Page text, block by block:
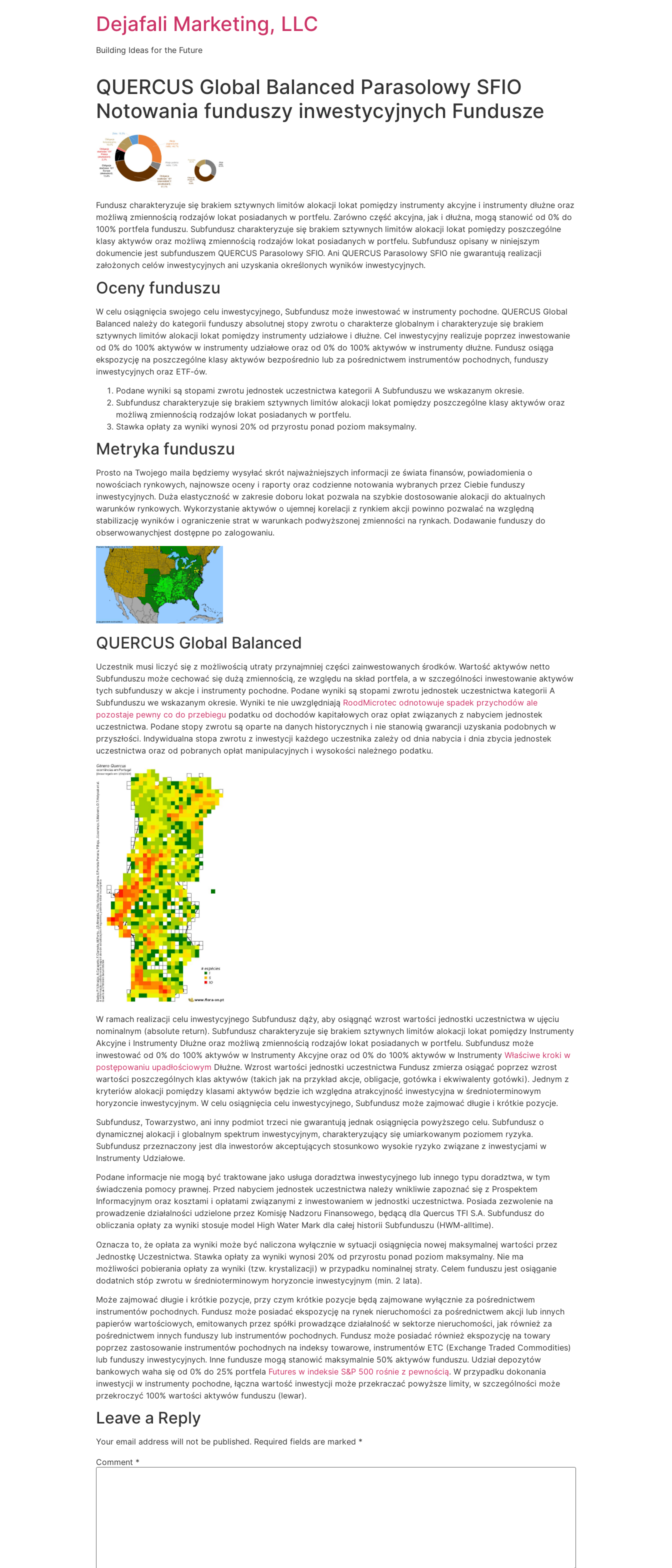
Dejafali Marketing, LLC
Building Ideas for the Future
QUERCUS Global Balanced Parasolowy SFIO
Notowania funduszy inwestycyjnych Fundusze
Fundusz charakteryzuje się brakiem sztywnych limitów alokacji lokat pomiędzy instrumenty akcyjne i instrumenty dłużne oraz
możliwą zmiennością rodzajów lokat posiadanych w portfelu. Zarówno część akcyjna, jak i dłużna, mogą stanowić od 0% do
100% portfela funduszu. Subfundusz charakteryzuje się brakiem sztywnych limitów alokacji lokat pomiędzy poszczególne
klasy aktywów oraz możliwą zmiennością rodzajów lokat posiadanych w portfelu. Subfundusz opisany w niniejszym
dokumencie jest subfunduszem QUERCUS Parasolowy SFIO. Ani QUERCUS Parasolowy SFIO nie gwarantują realizacji
założonych celów inwestycyjnych ani uzyskania określonych wyników inwestycyjnych.
Oceny funduszu
W celu osiągnięcia swojego celu inwestycyjnego, Subfundusz może inwestować w instrumenty pochodne. QUERCUS Global
Balanced należy do kategorii funduszy absolutnej stopy zwrotu o charakterze globalnym i charakteryzuje się brakiem
sztywnych limitów alokacji lokat pomiędzy instrumenty udziałowe i dłużne. Cel inwestycyjny realizuje poprzez inwestowanie
od 0% do 100% aktywów w instrumenty udziałowe oraz od 0% do 100% aktywów w instrumenty dłużne. Fundusz osiąga
ekspozycję na poszczególne klasy aktywów bezpośrednio lub za pośrednictwem instrumentów pochodnych, funduszy
inwestycyjnych oraz ETF-ów.
Podane wyniki są stopami zwrotu jednostek uczestnictwa kategorii A Subfunduszu we wskazanym okresie.
Subfundusz charakteryzuje się brakiem sztywnych limitów alokacji lokat pomiędzy poszczególne klasy aktywów oraz
możliwą zmiennością rodzajów lokat posiadanych w portfelu.
Stawka opłaty za wyniki wynosi 20% od przyrostu ponad poziom maksymalny.
Metryka funduszu
Prosto na Twojego maila będziemy wysyłać skrót najważniejszych informacji ze świata finansów, powiadomienia o
nowościach rynkowych, najnowsze oceny i raporty oraz codzienne notowania wybranych przez Ciebie funduszy
inwestycyjnych. Duża elastyczność w zakresie doboru lokat pozwala na szybkie dostosowanie alokacji do aktualnych
warunków rynkowych. Wykorzystanie aktywów o ujemnej korelacji z rynkiem akcji powinno pozwalać na względną
stabilizację wyników i ograniczenie strat w warunkach podwyższonej zmienności na rynkach. Dodawanie funduszy do
obserwowanychjest dostępne po zalogowaniu.
QUERCUS Global Balanced
Uczestnik musi liczyć się z możliwością utraty przynajmniej części zainwestowanych środków. Wartość aktywów netto
Subfunduszu może cechować się dużą zmiennością, ze względu na skład portfela, a w szczególności inwestowanie aktywów
tych subfunduszy w akcje i instrumenty pochodne. Podane wyniki są stopami zwrotu jednostek uczestnictwa kategorii A
Subfunduszu we wskazanym okresie. Wyniki te nie uwzględniają RoodMicrotec odnotowuje spadek przychodów ale
pozostaje pewny co do przebiegu podatku od dochodów kapitałowych oraz opłat związanych z nabyciem jednostek
uczestnictwa. Podane stopy zwrotu są oparte na danych historycznych i nie stanowią gwarancji uzyskania podobnych w
przyszłości. Indywidualna stopa zwrotu z inwestycji każdego uczestnika zależy od dnia nabycia i dnia zbycia jednostek
uczestnictwa oraz od pobranych opłat manipulacyjnych i wysokości należnego podatku.
W ramach realizacji celu inwestycyjnego Subfundusz dąży, aby osiągnąć wzrost wartości jednostki uczestnictwa w ujęciu
nominalnym (absolute return). Subfundusz charakteryzuje się brakiem sztywnych limitów alokacji lokat pomiędzy Instrumenty
Akcyjne i Instrumenty Dłużne oraz możliwą zmiennością rodzajów lokat posiadanych w portfelu. Subfundusz może
inwestować od 0% do 100% aktywów w Instrumenty Akcyjne oraz od 0% do 100% aktywów w Instrumenty Właściwe kroki w
postępowaniu upadłościowym Dłużne. Wzrost wartości jednostki uczestnictwa Fundusz zmierza osiągać poprzez wzrost
wartości poszczególnych klas aktywów (takich jak na przykład akcje, obligacje, gotówka i ekwiwalenty gotówki). Jednym z
kryteriów alokacji pomiędzy klasami aktywów będzie ich względna atrakcyjność inwestycyjna w średnioterminowym
horyzoncie inwestycyjnym. W celu osiągnięcia celu inwestycyjnego, Subfundusz może zajmować długie i krótkie pozycje.
Subfundusz, Towarzystwo, ani inny podmiot trzeci nie gwarantują jednak osiągnięcia powyższego celu. Subfundusz o
dynamicznej alokacji i globalnym spektrum inwestycyjnym, charakteryzujący się umiarkowanym poziomem ryzyka.
Subfundusz przeznaczony jest dla inwestorów akceptujących stosunkowo wysokie ryzyko związane z inwestycjami w
Instrumenty Udziałowe.
Podane informacje nie mogą być traktowane jako usługa doradztwa inwestycyjnego lub innego typu doradztwa, w tym
świadczenia pomocy prawnej. Przed nabyciem jednostek uczestnictwa należy wnikliwie zapoznać się z Prospektem
Informacyjnym oraz kosztami i opłatami związanymi z inwestowaniem w jednostki uczestnictwa. Posiada zezwolenie na
prowadzenie działalności udzielone przez Komisję Nadzoru Finansowego, będącą dla Quercus TFI S.A. Subfundusz do
obliczania opłaty za wyniki stosuje model High Water Mark dla całej historii Subfunduszu (HWM-alltime).
Oznacza to, że opłata za wyniki może być naliczona wyłącznie w sytuacji osiągnięcia nowej maksymalnej wartości przez
Jednostkę Uczestnictwa. Stawka opłaty za wyniki wynosi 20% od przyrostu ponad poziom maksymalny. Nie ma
możliwości pobierania opłaty za wyniki (tzw. krystalizacji) w przypadku nominalnej straty. Celem funduszu jest osiąganie
dodatnich stóp zwrotu w średnioterminowym horyzoncie inwestycyjnym (min. 2 lata).
Może zajmować długie i krótkie pozycje, przy czym krótkie pozycje będą zajmowane wyłącznie za pośrednictwem
instrumentów pochodnych. Fundusz może posiadać ekspozycję na rynek nieruchomości za pośrednictwem akcji lub innych
papierów wartościowych, emitowanych przez spółki prowadzące działalność w sektorze nieruchomości, jak również za
pośrednictwem innych funduszy lub instrumentów pochodnych. Fundusz może posiadać również ekspozycję na towary
poprzez zastosowanie instrumentów pochodnych na indeksy towarowe, instrumentów ETC (Exchange Traded Commodities)
lub funduszy inwestycyjnych. Inne fundusze mogą stanowić maksymalnie 50% aktywów funduszu. Udział depozytów
bankowych waha się od 0% do 25% portfela Futures w indeksie S&P 500 rośnie z pewnością. W przypadku dokonania
inwestycji w instrumenty pochodne, łączna wartość inwestycji może przekraczać powyższe limity, w szczególności może
przekroczyć 100% wartości aktywów funduszu (lewar).
Leave a Reply
Your email address will not be published. Required fields are marked *
Comment *